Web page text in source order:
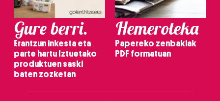
Gure berri.
Erantzun inkesta eta
parte hartu Iztuetako
produktuen saski
baten zozketan
Hemeroteka
Papereko zenbakiak
PDF formatuan